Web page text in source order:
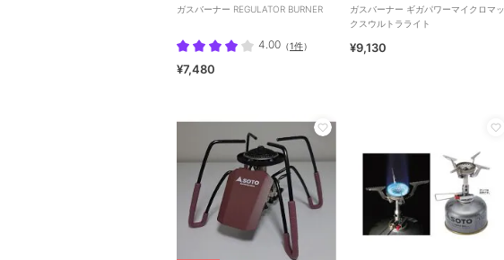
ガスバーナー REGULATOR BURNER
4.00 （1件）
¥7,480
ガスバーナー ギガパワーマイクロマッ
クスウルトラライト
¥9,130